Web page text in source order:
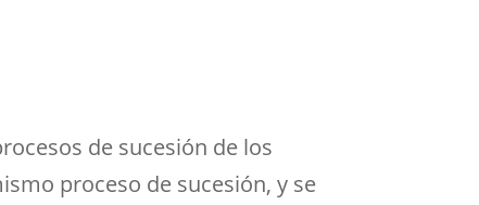
de sucesión de los
proceso de sucesión, y se